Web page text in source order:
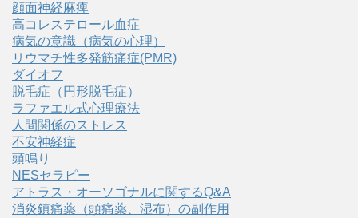
顔面神経麻痺
高コレステロール血症
病気の意識（病気の心理）
リウマチ性多発筋痛症(PMR)
ダイオフ
脱毛症（円形脱毛症）
ラファエル式心理療法
人間関係のストレス
不安神経症
頭鳴り
NESセラピー
アトラス・オーソゴナルに関するQ&A
消炎鎮痛薬（頭痛薬、湿布）の副作用